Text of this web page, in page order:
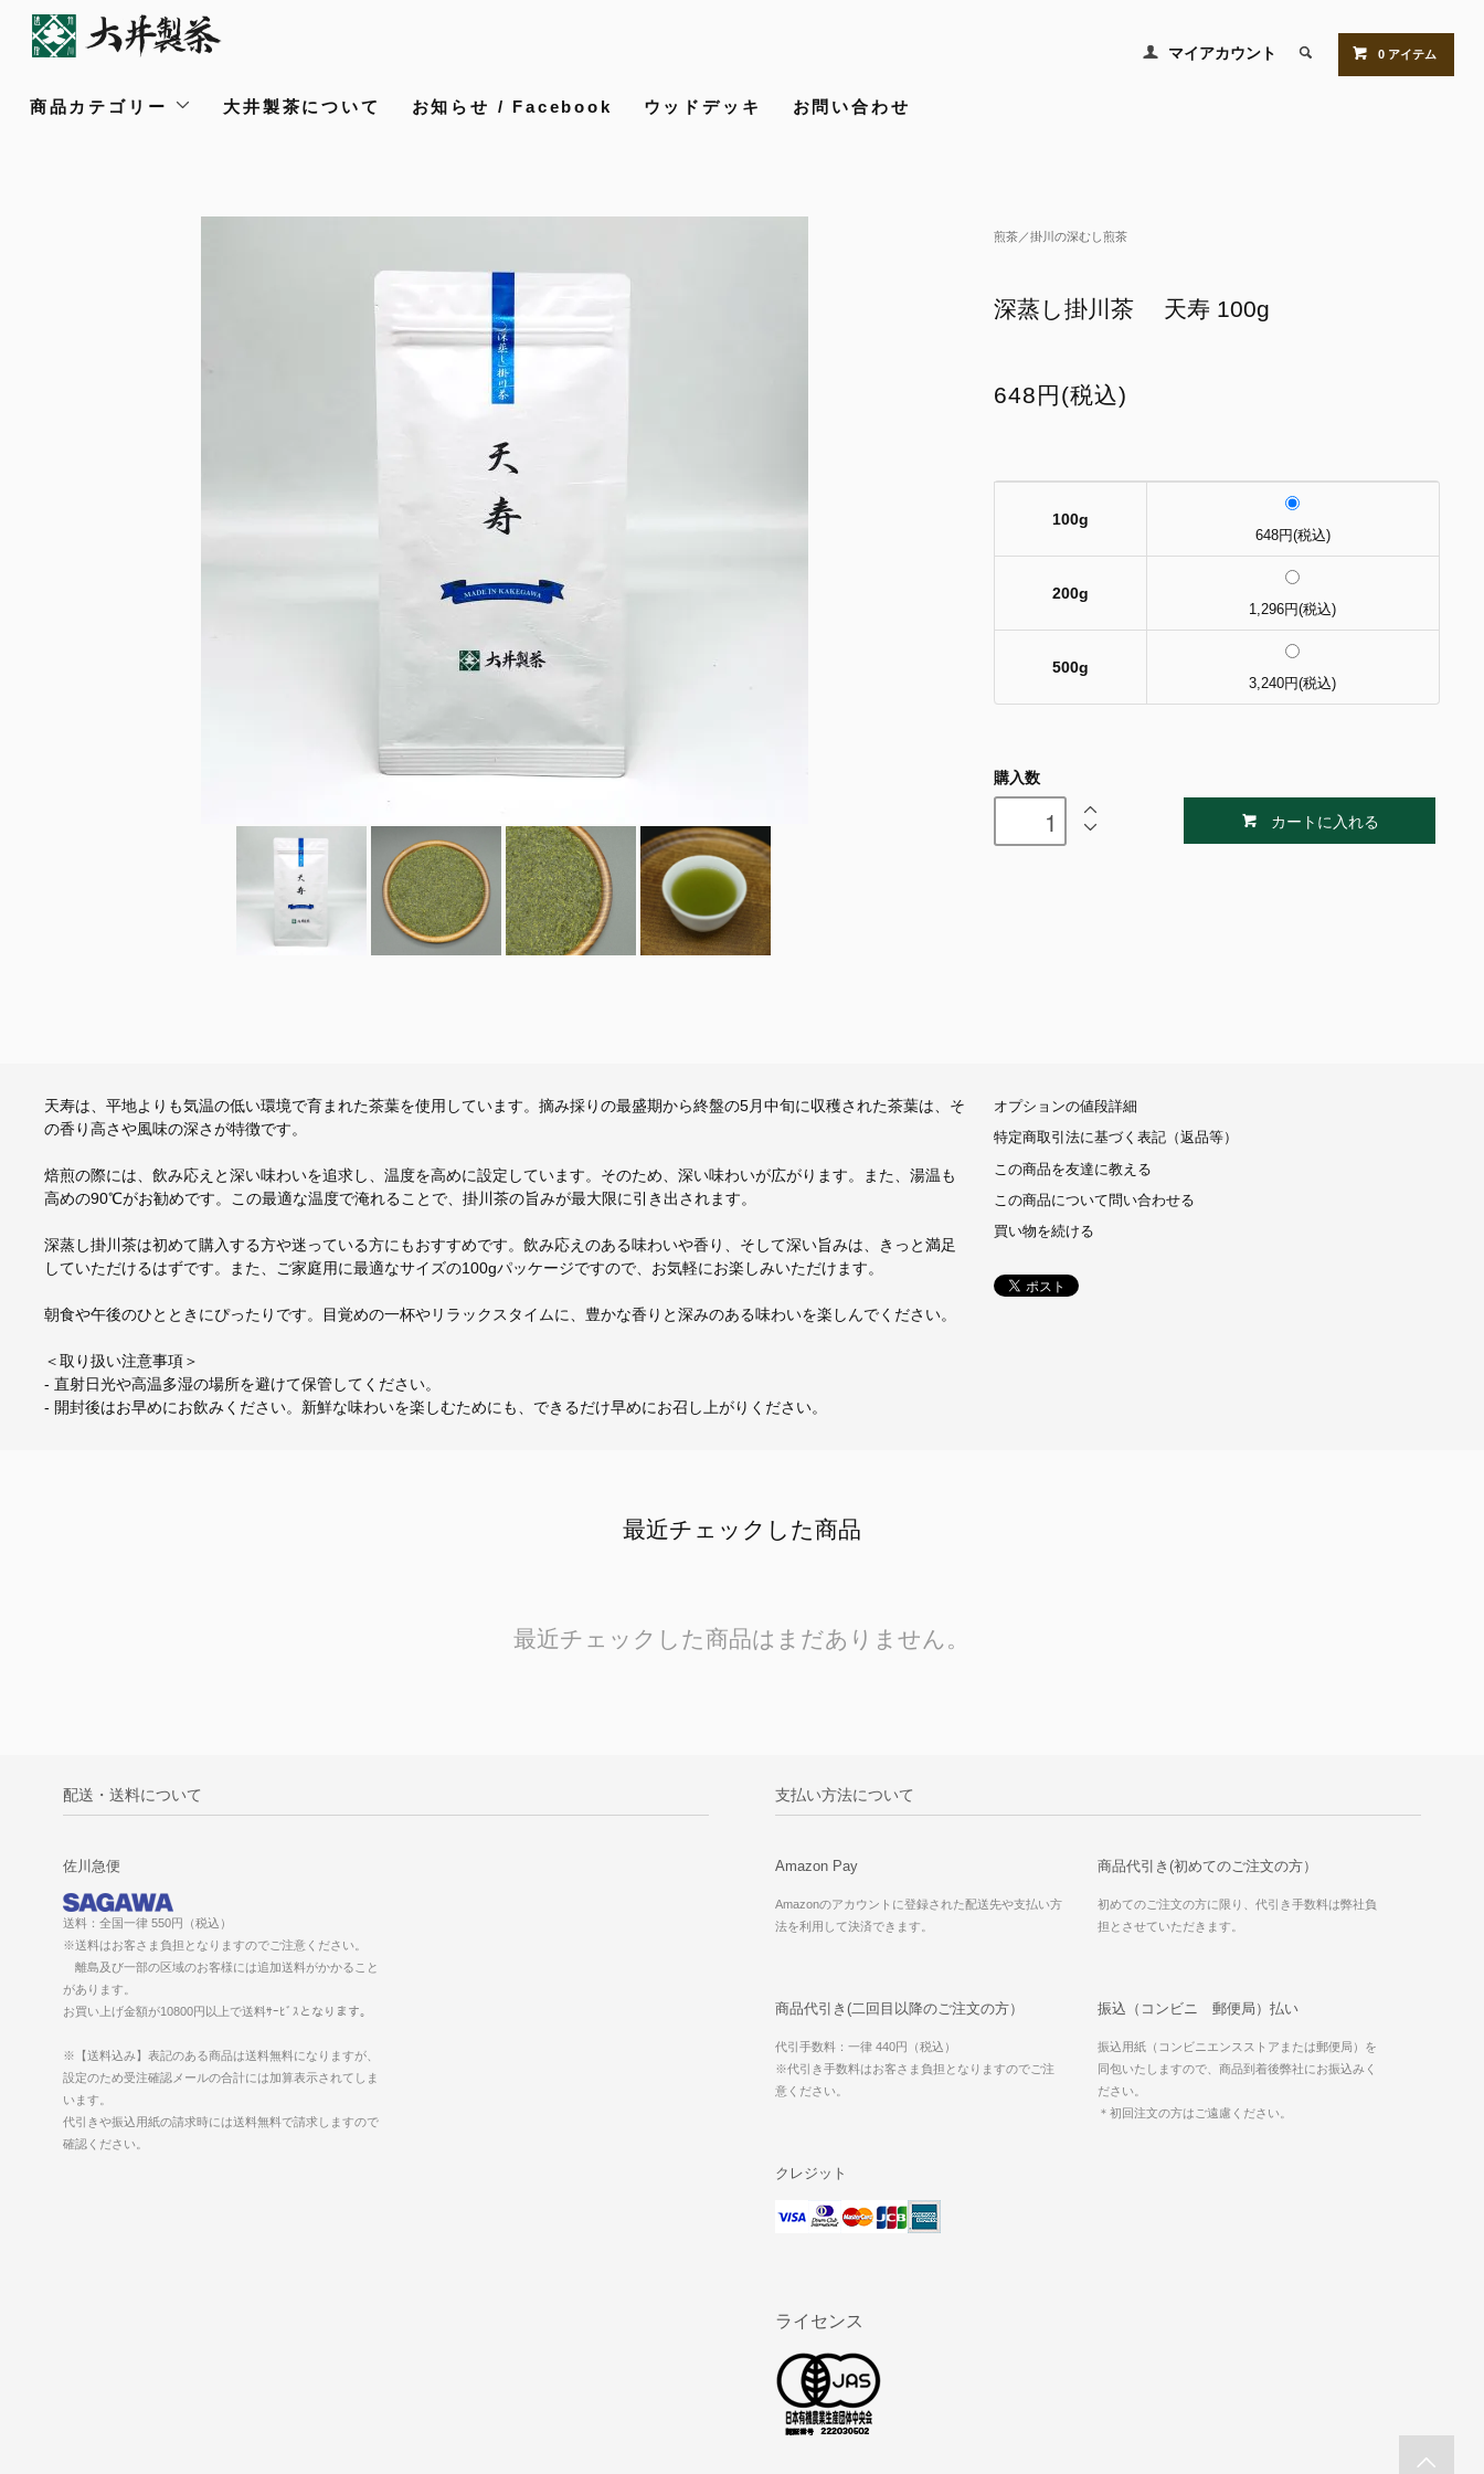
マイアカウント 0 アイテム
商品カテゴリー 大井製茶について お知らせ / Facebook ウッドデッキ お問い合わせ
煎茶／掛川の深むし煎茶
深蒸し掛川茶 天寿 100g
648円(税込)
100g
648円(税込)
200g
1,296円(税込)
500g
3,240円(税込)
購入数
カートに入れる
天寿は、平地よりも気温の低い環境で育まれた茶葉を使用しています。摘み採りの最盛期から終盤の5月中旬に収穫された茶葉は、そ
の香り高さや風味の深さが特徴です。
焙煎の際には、飲み応えと深い味わいを追求し、温度を高めに設定しています。そのため、深い味わいが広がります。また、湯温も
高めの90℃がお勧めです。この最適な温度で淹れることで、掛川茶の旨みが最大限に引き出されます。
深蒸し掛川茶は初めて購入する方や迷っている方にもおすすめです。飲み応えのある味わいや香り、そして深い旨みは、きっと満足
していただけるはずです。また、ご家庭用に最適なサイズの100gパッケージですので、お気軽にお楽しみいただけます。
朝食や午後のひとときにぴったりです。目覚めの一杯やリラックスタイムに、豊かな香りと深みのある味わいを楽しんでください。
＜取り扱い注意事項＞
- 直射日光や高温多湿の場所を避けて保管してください。
- 開封後はお早めにお飲みください。新鮮な味わいを楽しむためにも、できるだけ早めにお召し上がりください。
オプションの値段詳細
特定商取引法に基づく表記（返品等）
この商品を友達に教える
この商品について問い合わせる
買い物を続ける
最近チェックした商品
最近チェックした商品はまだありません。
配送・送料について
佐川急便
送料：全国一律 550円（税込）
※送料はお客さま負担となりますのでご注意ください。
離島及び一部の区域のお客様には追加送料がかかること
があります。
お買い上げ金額が10800円以上で送料ｻｰﾋﾞｽとなります。
※【送料込み】表記のある商品は送料無料になりますが、
設定のため受注確認メールの合計には加算表示されてしま
います。
代引きや振込用紙の請求時には送料無料で請求しますので
確認ください。
支払い方法について
Amazon Pay
Amazonのアカウントに登録された配送先や支払い方
法を利用して決済できます。
商品代引き(初めてのご注文の方）
初めてのご注文の方に限り、代引き手数料は弊社負
担とさせていただきます。
商品代引き(二回目以降のご注文の方）
代引手数料：一律 440円（税込）
※代引き手数料はお客さま負担となりますのでご注
意ください。
振込（コンビニ 郵便局）払い
振込用紙（コンビニエンスストアまたは郵便局）を
同包いたしますので、商品到着後弊社にお振込みく
ださい。
＊初回注文の方はご遠慮ください。
クレジット
ライセンス